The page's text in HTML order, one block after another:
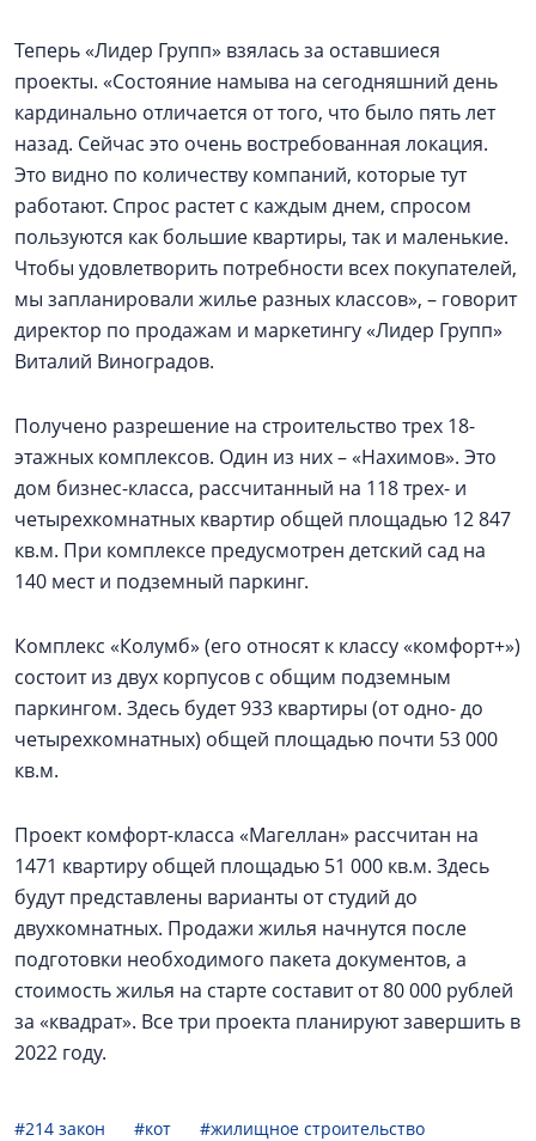
Теперь «Лидер Групп» взялась за оставшиеся
проекты. «Состояние намыва на сегодняшний день
кардинально отличается от того, что было пять лет
назад. Сейчас это очень востребованная локация.
Это видно по количеству компаний, которые тут
работают. Спрос растет с каждым днем, спросом
пользуются как большие квартиры, так и маленькие.
Чтобы удовлетворить потребности всех покупателей,
мы запланировали жилье разных классов», – говорит
директор по продажам и маркетингу «Лидер Групп»
Виталий Виноградов.
Получено разрешение на строительство трех 18-
этажных комплексов. Один из них – «Нахимов». Это
дом бизнес-класса, рассчитанный на 118 трех- и
четырехкомнатных квартир общей площадью 12 847
кв.м. При комплексе предусмотрен детский сад на
140 мест и подземный паркинг.
Комплекс «Колумб» (его относят к классу «комфорт+»)
состоит из двух корпусов с общим подземным
паркингом. Здесь будет 933 квартиры (от одно- до
четырехкомнатных) общей площадью почти 53 000
кв.м.
Проект комфорт-класса «Магеллан» рассчитан на
1471 квартиру общей площадью 51 000 кв.м. Здесь
будут представлены варианты от студий до
двухкомнатных. Продажи жилья начнутся после
подготовки необходимого пакета документов, а
стоимость жилья на старте составит от 80 000 рублей
за «квадрат». Все три проекта планируют завершить в
2022 году.
#214 закон #кот
#жилищное строительство